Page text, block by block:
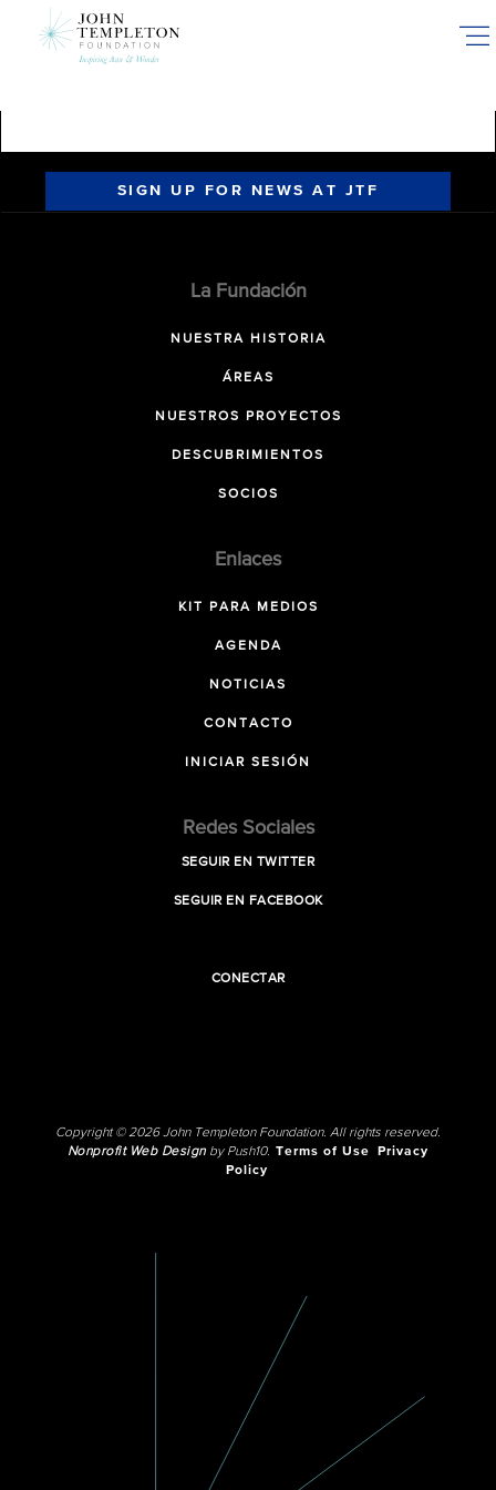
SIGN UP FOR NEWS AT JTF
La Fundación
NUESTRA HISTORIA
ÁREAS
NUESTROS PROYECTOS
DESCUBRIMIENTOS
SOCIOS
Enlaces
KIT PARA MEDIOS
AGENDA
NOTICIAS
CONTACTO
INICIAR SESIÓN
Redes Sociales
SEGUIR EN TWITTER
SEGUIR EN FACEBOOK
CONECTAR
Copyright © 2026 John Templeton Foundation. All rights reserved.
Nonprofit Web Designby Push10. Terms of Use
Privacy
Policy